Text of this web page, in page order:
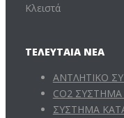
Κλειστά
ΤΕΛΕΥΤΑΊΑ ΝΈΑ
ΑΝΤΛΗΤΙΚΟ
CO2
ΣΥΣΤΗΜΑ